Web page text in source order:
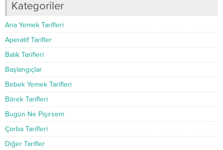
Kategoriler
Ana Yemek Tarifleri
Aperatif Tarifler
Balık Tarifleri
Başlangıçlar
Bebek Yemek Tarifleri
Börek Tarifleri
Bugün Ne Pişirsem
Çorba Tarifleri
Diğer Tarifler